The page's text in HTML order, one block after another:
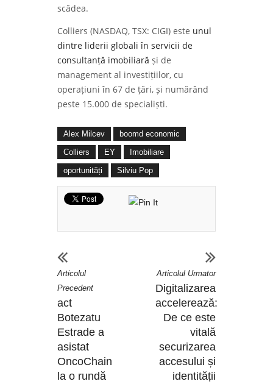
scădea.
Colliers (NASDAQ, TSX: CIGI) este unul
dintre liderii globali în servicii de
consultanță imobiliară și de
management al investițiilor, cu
operațiuni în 67 de țări, și numărând
peste 15.000 de specialiști.
Alex Milcev
boomd economic
Colliers
EY
Imobiliare
oportunități
Silviu Pop
Articolul
Precedent
act
Botezatu
Estrade a
asistat
OncoChain
la o rundă
Articolul Urmator
Digitalizarea
accelerează:
De ce este
vitală
securizarea
accesului și
identității